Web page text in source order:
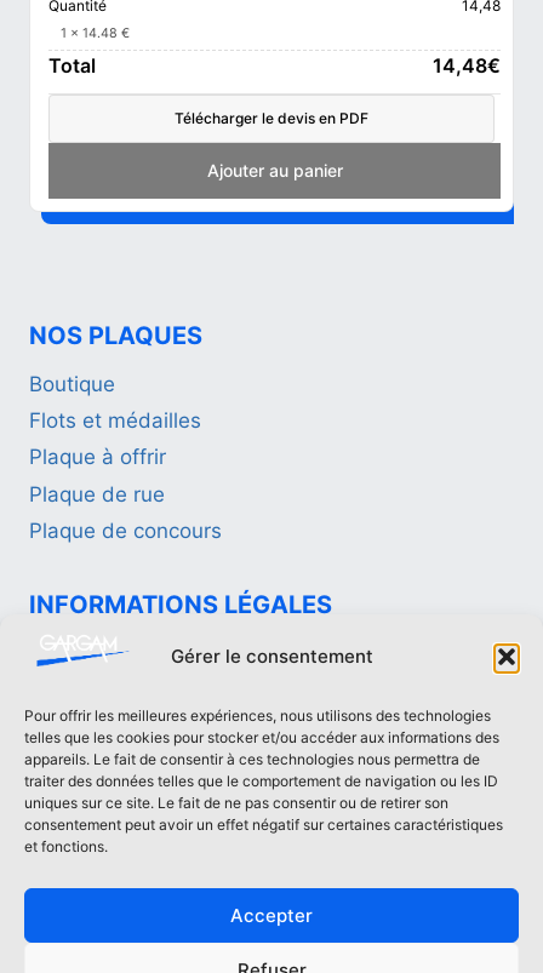
Gérer le consentement
Pour offrir les meilleures expériences, nous utilisons des technologies
telles que les cookies pour stocker et/ou accéder aux informations des
appareils. Le fait de consentir à ces technologies nous permettra de
traiter des données telles que le comportement de navigation ou les ID
uniques sur ce site. Le fait de ne pas consentir ou de retirer son
consentement peut avoir un effet négatif sur certaines caractéristiques
et fonctions.
Accepter
Quantité
1 x 14.48 €
14,48
Total 14,48€
Télécharger le devis en PDF
Add to cart
NOS PLAQUES
Boutique
Flots et médailles
Plaque à offrir
Plaque de rue
Plaque de concours
INFORMATIONS LÉGALES
Politique de confidentialité
CONTACTEZ-NOUS
contact[at]fonderie-gargam.fr
02 41 94 16 66